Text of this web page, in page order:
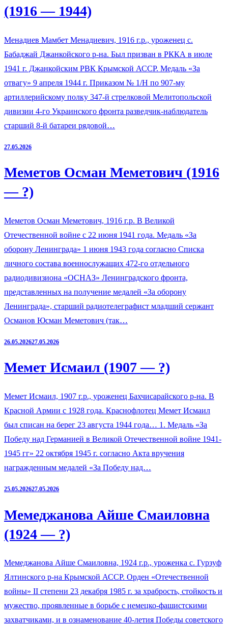
(1916 — 1944)
Менадиев Мамбет Менадиевич, 1916 г.р., уроженец с.
Бабаджай Джанкойского р-на. Был призван в РККА в июле
1941 г. Джанкойским РВК Крымской АССР. Медаль «За
отвагу» 9 апреля 1944 г. Приказом № 1/Н по 907-му
артиллерийскому полку 347-й стрелковой Мелитопольской
дивизии 4-го Украинского фронта разведчик-наблюдатель
старший 8-й батареи рядовой…
27.05.2026
Меметов Осман Меметович (1916
— ?)
Меметов Осман Меметович, 1916 г.р. В Великой
Отечественной войне с 22 июня 1941 года. Медаль «За
оборону Ленинграда» 1 июня 1943 года согласно Списка
личного состава военнослужащих 472-го отдельного
радиодивизиона «ОСНАЗ» Ленинградского фронта,
представленных на получение медалей «За оборону
Ленинграда», старший радиотелеграфист младший сержант
Османов Юсман Меметович (так…
26.05.202627.05.2026
Мемет Исмаил (1907 — ?)
Мемет Исмаил, 1907 г.р., уроженец Бахчисарайского р-на. В
Красной Армии с 1928 года. Краснофлотец Мемет Исмаил
был списан на берег 23 августа 1944 года… 1. Медаль «За
Победу над Германией в Великой Отечественной войне 1941-
1945 гг» 22 октября 1945 г. согласно Акта вручения
награжденным медалей «За Победу над…
25.05.202627.05.2026
Мемеджанова Айше Смаиловна
(1924 — ?)
Мемеджанова Айше Смаиловна, 1924 г.р., уроженка с. Гурзуф
Ялтинского р-на Крымской АССР. Орден «Отечественной
войны» II степени 23 декабря 1985 г. за храбрость, стойкость и
мужество, проявленные в борьбе с немецко-фашистскими
захватчиками, и в ознаменование 40-летия Победы советского